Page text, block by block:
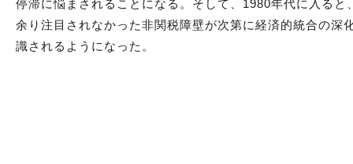
停滞に悩まされることになる。そして、1980年代に入ると
余り注目されなかった非関税障壁が次第に経済的統合の深
識されるようになった。